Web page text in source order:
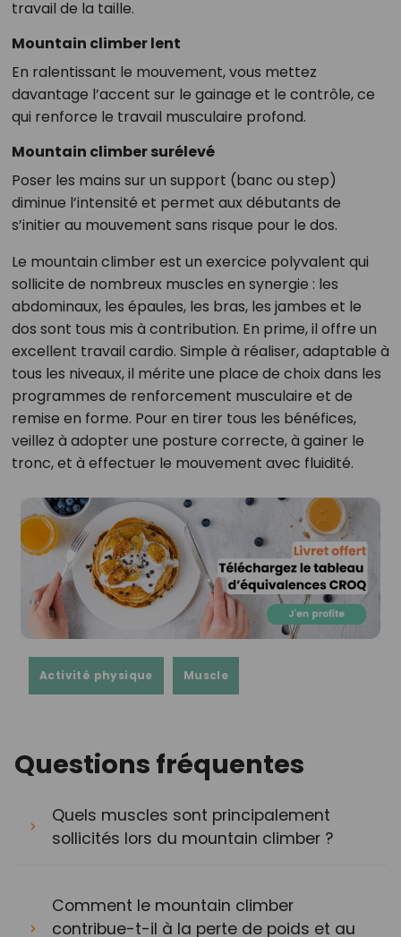
travail de la taille.
Mountain climber lent
En ralentissant le mouvement, vous mettez
davantage l’accent sur le gainage et le contrôle, ce
qui renforce le travail musculaire profond.
Mountain climber surélevé
Poser les mains sur un support (banc ou step)
diminue l’intensité et permet aux débutants de
s’initier au mouvement sans risque pour le dos.
Le mountain climber est un exercice polyvalent qui
sollicite de nombreux muscles en synergie : les
abdominaux, les épaules, les bras, les jambes et le
dos sont tous mis à contribution. En prime, il offre un
excellent travail cardio. Simple à réaliser, adaptable à
tous les niveaux, il mérite une place de choix dans les
programmes de renforcement musculaire et de
remise en forme. Pour en tirer tous les bénéfices,
veillez à adopter une posture correcte, à gainer le
tronc, et à effectuer le mouvement avec fluidité.
Activité physique Muscle
Questions fréquentes
Quels muscles sont principalement
sollicités lors du mountain climber ?
Comment le mountain climber
contribue-t-il à la perte de poids et au